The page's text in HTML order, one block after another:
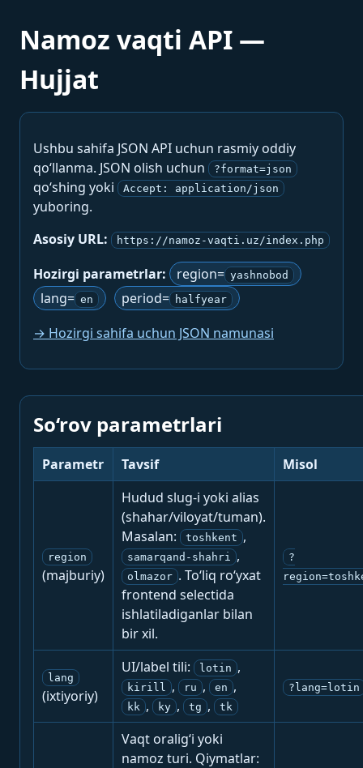
Namoz vaqti API —
Hujjat
Ushbu sahifa JSON API uchun rasmiy oddiy
qo‘llanma. JSON olish uchun
?format=json
qo‘shing yoki Accept: application/json
yuboring.
Asosiy URL:
https://namoz-vaqti.uz/index.php
Hozirgi parametrlar: region= yashnobod
lang= en period= halfyear
→ Hozirgi sahifa uchun JSON namunasi
So‘rov parametrlari
Parametr Tavsif Misol
region
(majburiy)
Hudud slug-i yoki alias
(shahar/viloyat/tuman).
Masalan:
toshkent ,
samarqand-shahri ,
olmazor . To‘liq ro‘yxat
frontend selectida
ishlatiladiganlar bilan
bir xil.
?
lang
(ixtiyoriy)
UI/label tili: lotin ,
kirill , ru , en ,
kk , ky , tg , tk
?lang=lotin
Vaqt oralig‘i yoki
namoz turi. Qiymatlar: